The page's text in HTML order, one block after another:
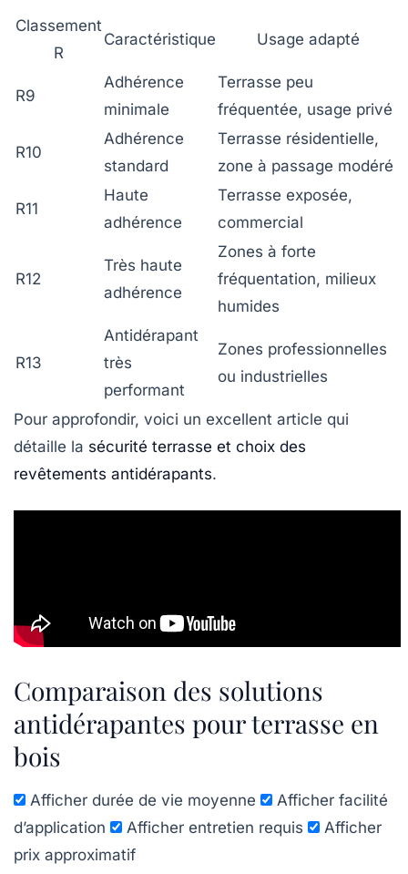
Classement
R
Caractéristique Usage adapté
R9
Adhérence
minimale
Terrasse peu
fréquentée, usage privé
R10
Adhérence
standard
Terrasse résidentielle,
zone à passage modéré
R11
Haute
adhérence
Terrasse exposée,
commercial
R12
Très haute
adhérence
Zones à forte
fréquentation, milieux
humides
R13
Antidérapant
très
performant
Zones professionnelles
ou industrielles
Pour approfondir, voici un excellent article qui
détaille la sécurité terrasse et choix des
revêtements antidérapants.
Comparaison des solutions
antidérapantes pour terrasse en
bois
Afficher durée de vie moyenne
Afficher facilité
d’application
Afficher entretien requis
Afficher
prix approximatif